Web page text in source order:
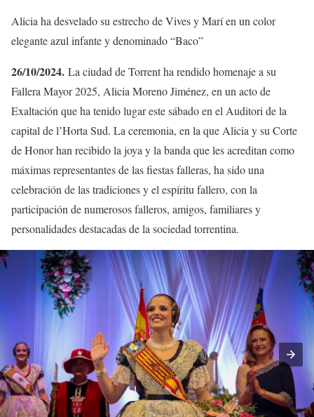
Alicia ha desvelado su estrecho de Vives y Marí en un color
elegante azul infante y denominado “Baco”
26/10/2024. La ciudad de Torrent ha rendido homenaje a su
Fallera Mayor 2025, Alicia Moreno Jiménez, en un acto de
Exaltación que ha tenido lugar este sábado en el Auditori de la
capital de l’Horta Sud. La ceremonia, en la que Alicia y su Corte
de Honor han recibido la joya y la banda que les acreditan como
máximas representantes de las fiestas falleras, ha sido una
celebración de las tradiciones y el espíritu fallero, con la
participación de numerosos falleros, amigos, familiares y
personalidades destacadas de la sociedad torrentina.